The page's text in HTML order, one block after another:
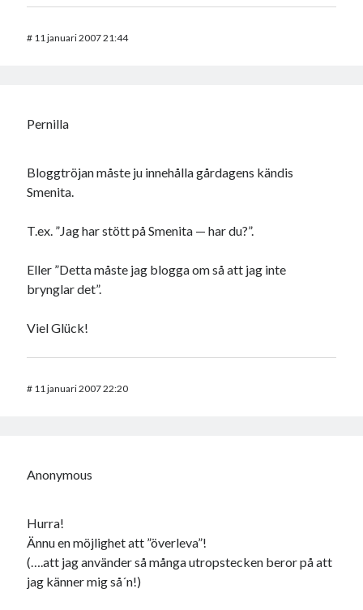
# 11 januari 2007 21:44
Pernilla
Bloggtröjan måste ju innehålla gårdagens kändis
Smenita.
T.ex. ”Jag har stött på Smenita — har du?”.
Eller ”Detta måste jag blogga om så att jag inte
brynglar det”.
Viel Glück!
# 11 januari 2007 22:20
Anonymous
Hurra!
Ännu en möjlighet att ”överleva”!
(….att jag använder så många utropstecken beror på att
jag känner mig så´n!)